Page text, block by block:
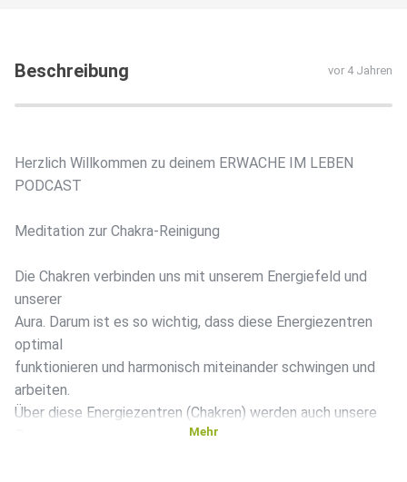
Beschreibung vor 4 Jahren
Herzlich Willkommen zu deinem ERWACHE IM LEBEN
PODCAST
Meditation zur Chakra-Reinigung
Die Chakren verbinden uns mit unserem Energiefeld und
unserer
Aura. Darum ist es so wichtig, dass diese Energiezentren
optimal
funktionieren und harmonisch miteinander schwingen und
arbeiten.
Über diese Energiezentren (Chakren) werden auch unsere
Mehr